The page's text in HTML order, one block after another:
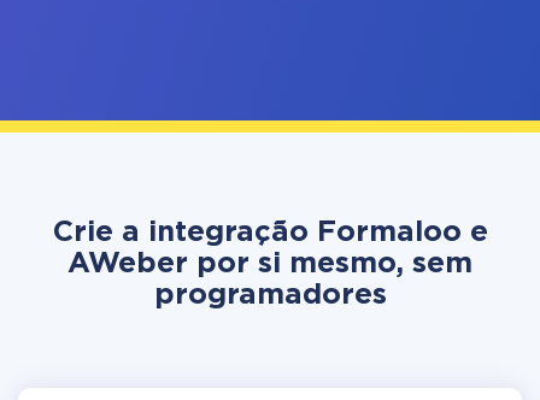
Crie a integração Formaloo e
AWeber por si mesmo, sem
programadores